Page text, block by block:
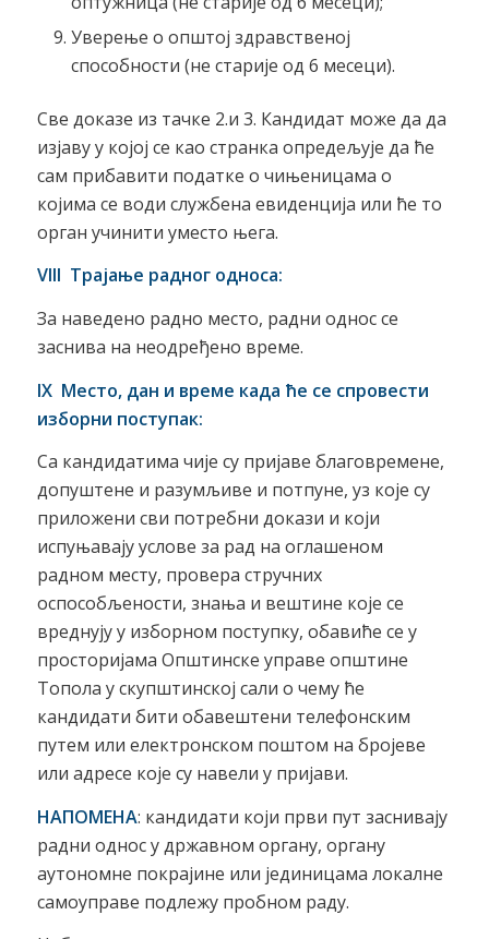
Уверење о општој здравственој
способности (не старије од 6 месеци).
Све доказе из тачке 2.и 3. Кандидат може да да
изјаву у којој се као странка опредељује да ће
сам прибавити податке о чињеницама о
којима се води службена евиденција или ће то
орган учинити уместо њега.
VIII Трајање радног односа:
За наведено радно место, радни однос се
заснива на неодређено време.
IX Meсто, дан и време када ће се спровести
изборни поступак:
Са кандидатима чије су пријаве благовремене,
допуштене и разумљиве и потпуне, уз које су
приложени сви потребни докази и који
испуњавају услове за рад на оглашеном
радном месту, провера стручних
оспособљености, знања и вештине које се
вреднују у изборном поступку, oбавиће се у
просторијама Општинске управе општине
Топола у скупштинској сали о чему ће
кандидати бити обавештени телефонским
путем или електронском поштом на бројеве
или адресе које су навели у пријави.
НАПОМЕНА: кандидати који први пут заснивају
радни однос у државном органу, органу
аутономне покрајине или јединицама локалне
самоуправе подлежу пробном раду.